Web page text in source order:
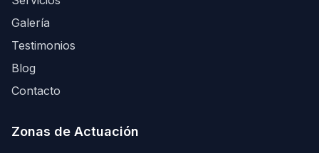
Galería
Testimonios
Blog
Contacto
Zonas de Actuación